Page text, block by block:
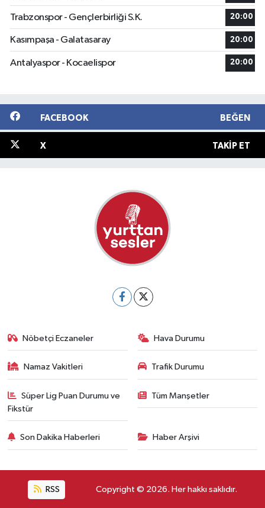
Trabzonspor - Gençlerbirliği S.K. 20:00
Kasımpaşa - Galatasaray 20:00
Antalyaspor - Kocaelispor 20:00
FACEBOOK BEĞEN
X TAKIP ET
Nöbetçi Eczaneler Hava Durumu
Namaz Vakitleri Trafik Durumu
Süper Lig Puan Durumu ve
Fikstür
Tüm Manşetler
Son Dakika Haberleri Haber Arşivi
RSS Copyright © 2026. Her hakkı saklıdır.